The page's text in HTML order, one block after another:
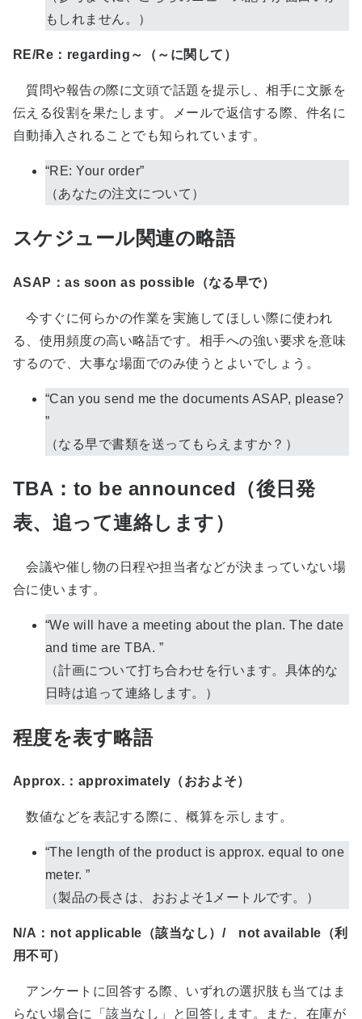
もしれません。）
RE/Re：regarding～（～に関して）
質問や報告の際に文頭で話題を提示し、相手に文脈を
伝える役割を果たします。メールで返信する際、件名に
自動挿入されることでも知られています。
“RE: Your order”
（あなたの注文について）
スケジュール関連の略語
ASAP：as soon as possible（なる早で）
今すぐに何らかの作業を実施してほしい際に使われ
る、使用頻度の高い略語です。相手への強い要求を意味
するので、大事な場面でのみ使うとよいでしょう。
“Can you send me the documents ASAP, please?
”
（なる早で書類を送ってもらえますか？）
TBA：to be announced（後日発
表、追って連絡します）
会議や催し物の日程や担当者などが決まっていない場
合に使います。
“We will have a meeting about the plan. The date
and time are TBA. ”
（計画について打ち合わせを行います。具体的な
日時は追って連絡します。）
程度を表す略語
Approx.：approximately（おおよそ）
数値などを表記する際に、概算を示します。
“The length of the product is approx. equal to one
meter. ”
（製品の長さは、おおよそ1メートルです。）
N/A：not applicable（該当なし）/ not available（利
用不可）
アンケートに回答する際、いずれの選択肢も当てはま
らない場合に「該当なし」と回答します。また、在庫が